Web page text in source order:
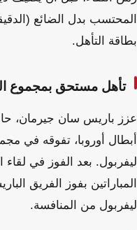
بطاقة التأهل.
تأهل مستحق بمجموع
عزز باريس سان جيرمان،
أبطال أوروبا، تفوقه في
ليفربول. بعد الفوز في لقاء
ليفربول من المنافسة.